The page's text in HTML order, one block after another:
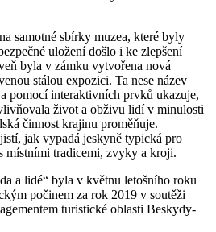
samotné sbírky muzea, které byly
uložení došlo i ke zlepšení
byla v zámku vytvořena nová
stálou expozici. Ta nese název
pomocí interaktivních prvků ukazuje,
život a obživu lidí v minulosti
činnost krajinu proměňuje.
jak vypadá jeskyně typická pro
místními tradicemi, zvyky a kroji.
a lidé“ byla v květnu letošního roku
počinem za rok 2019 v soutěži
turistické oblasti Beskydy-